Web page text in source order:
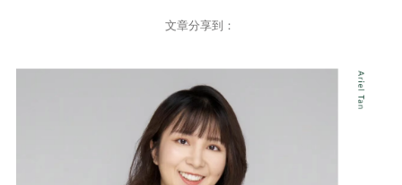
文章分享到：